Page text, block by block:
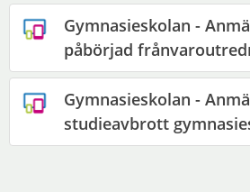
Gymnasieskolan -
påbörjad
Gymnasieskolan -
studieavbrott